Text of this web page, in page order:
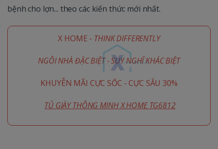
bệnh cho lợn... theo các kiến thức mới nhất.
X HOME - THINK DIFFERENTLY
NGÔI NHÀ ĐẶC BIỆT - SUY NGHĨ KHÁC BIỆT
KHUYỄN MÃI CỰC SỐC - CỰC SÂU 30%
TỦ GIÀY THÔNG MINH X HOME TG6812